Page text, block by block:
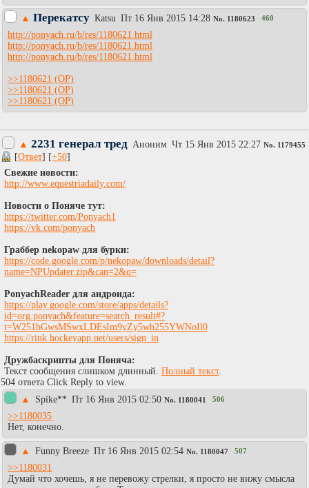
▲ Перекатсу Каtsu Пт 16 Янв 2015 14:28 No. 1180623 460
http://ponyach.ru/b/res/1180621.html
http://ponyach.ru/b/res/1180621.html
http://ponyach.ru/b/res/1180621.html
>>1180621
>>1180621
>>1180621
▲ 2231 генерал тред Аноним Чт 15 Янв 2015 22:27 No. 1179455
[Ответ] [+50]
Свежие новости:
http://www.equestriadaily.com/
Новости о Поняче тут:
https://twitter.com/Ponyach1
https://vk.com/ponyach
Граббер nekopaw для бурки:
https://code.google.com/p/nekopaw/downloads/detail?
name=NPUpdater.zip&can=2&q=
PonyachReader для андроида:
https://play.google.com/store/apps/details?
id=org.ponyach&feature=search_result#?
t=W251bGwsMSwxLDEsIm9yZy5wb255YWNoIl0
https://rink.hockeyapp.net/users/sign_in
Дружбаскрипты для Поняча:
Текст сообщения слишком длинный. Полный текст.
504 ответа Click Reply to view.
▲
Spike** Пт 16 Янв 2015 02:50 No. 1180041 506
>>1180035
Нет, конечно.
▲ Funny Breeze Пт 16 Янв 2015 02:54 No. 1180047 507
>>1180031
Думай что хочешь, я не перевожу стрелки, я просто не вижу смысла